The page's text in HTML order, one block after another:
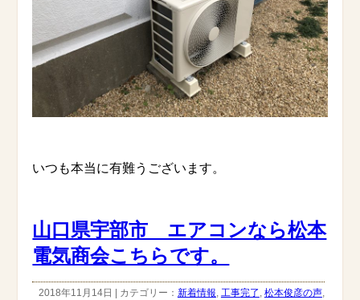
いつも本当に有難うございます。
山口県宇部市 エアコンなら松本
電気商会こちらです。
2018年11月14日 | カテゴリー： 新着情報, 工事完了 , 松本俊彦の声,